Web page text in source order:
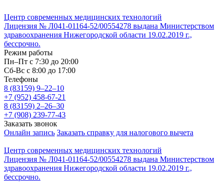
Центр современных медицинских технологий
Лицензия № Л041-01164-52/00554278 выдана Министерством
здравоохранения Нижегородской области 19.02.2019 г.,
бессрочно.
Режим работы
Пн–Пт с 7:30 до 20:00
Cб-Вс с 8:00 до 17:00
Телефоны
8 (83159) 9–22–10
+7 (952) 458-67-21
8 (83159) 2–26–30
+7 (908) 239-77-43
Заказать звонок
Онлайн запись Заказать справку для налогового вычета
Центр современных медицинских технологий
Лицензия № Л041-01164-52/00554278 выдана Министерством
здравоохранения Нижегородской области 19.02.2019 г.,
бессрочно.